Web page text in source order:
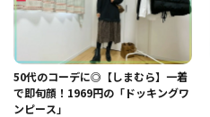
50代のコーデに◎【しまむら】一着
で即旬顔！1969円の「ドッキングワ
ンピース」